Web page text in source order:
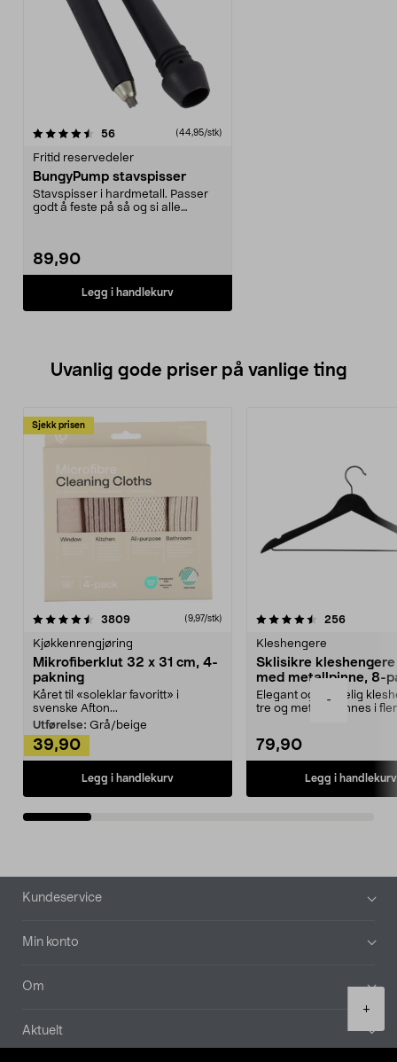
-
+
56anmeldelser(44,95/stk)
Fritid reservedeler
BungyPump stavspisser
Stavspisser i hardmetall. Passer
godt å feste på så og si alle
89,90
Legg i handlekurv
Uvanlig gode priser på vanlige ting
Sjekk prisen
3809anmeldelser(9,97/stk)
Kjøkkenrengjøring
Mikrofiberklut 32 x 31 cm, 4-
pakning
Kåret til «soleklar favoritt» i
svenske Afton...
Utførelse: Grå/beige
39,90
Legg i handlekurv
4.5av 5 stjerner 256
Kleshengere
Sklisikre
med metallpinne, 8-
Elegant og skikkelig
tre og metall – finnes i
79,90
Legg i handlekurv
4.5av 5 stjerner
Bunntekst
Kundeservice
Min konto
Om
Aktuelt